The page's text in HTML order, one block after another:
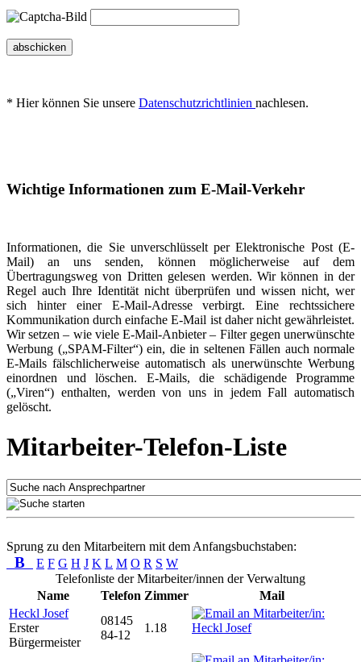
abschicken
* Hier können Sie unsere Datenschutzrichtlinien nachlesen.
Wichtige Informationen zum E-Mail-Verkehr
Informationen, die Sie unverschlüsselt per Elektronische Post (E-
Mail) an uns senden, können möglicherweise auf dem
Übertragungsweg von Dritten gelesen werden. Wir können in der
Regel auch Ihre Identität nicht überprüfen und wissen nicht, wer
sich hinter einer E-Mail-Adresse verbirgt. Eine rechtssichere
Kommunikation durch einfache E-Mail ist daher nicht gewährleistet.
Wir setzen – wie viele E-Mail-Anbieter – Filter gegen unerwünschte
Werbung („SPAM-Filter“) ein, die in seltenen Fällen auch normale
E-Mails fälschlicherweise automatisch als unerwünschte Werbung
einordnen und löschen. E-Mails, die schädigende Programme
(„Viren“) enthalten, werden von uns in jedem Fall automatisch
gelöscht.
Mitarbeiter-Telefon-Liste
Sprung zu den Mitarbeitern mit dem Anfangsbuchstaben:
B E F G H J K L M O R S W
Telefonliste der Mitarbeiter/innen der Verwaltung
Name
Telefon Zimmer
Mail
Heckl Josef
Erster
Bürgermeister
08145
84-12
1.18